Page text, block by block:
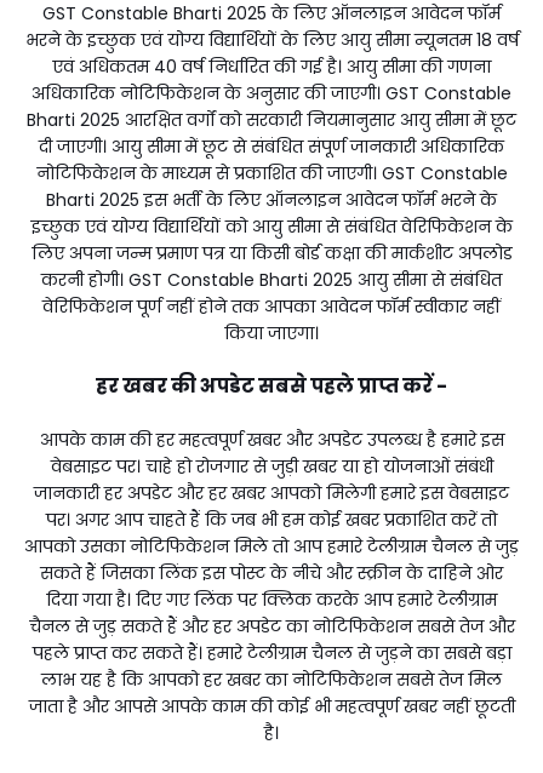
GST Constable Bharti 2025 के लिए ऑनलाइन आवेदन फॉर्म
भरने के इच्छुक एवं योग्य विद्यार्थियों के लिए आयु सीमा न्यूनतम 18 वर्ष
एवं अधिकतम 40 वर्ष निर्धारित की गई है। आयु सीमा की गणना
अधिकारिक नोटिफिकेशन के अनुसार की जाएगी। GST Constable
Bharti 2025 आरक्षित वर्गों को सरकारी नियमानुसार आयु सीमा में छूट
दी जाएगी। आयु सीमा में छूट से संबंधित संपूर्ण जानकारी अधिकारिक
नोटिफिकेशन के माध्यम से प्रकाशित की जाएगी। GST Constable
Bharti 2025 इस भर्ती के लिए ऑनलाइन आवेदन फॉर्म भरने के
इच्छुक एवं योग्य विद्यार्थियों को आयु सीमा से संबंधित वेरिफिकेशन के
लिए अपना जन्म प्रमाण पत्र या किसी बोर्ड कक्षा की मार्कशीट अपलोड
करनी होगी। GST Constable Bharti 2025 आयु सीमा से संबंधित
वेरिफिकेशन पूर्ण नहीं होने तक आपका आवेदन फॉर्म स्वीकार नहीं
किया जाएगा।
हर खबर की अपडेट सबसे पहले प्राप्त करें -
आपके काम की हर महत्वपूर्ण खबर और अपडेट उपलब्ध है हमारे इस
वेबसाइट पर। चाहे हो रोजगार से जुड़ी खबर या हो योजनाओं संबंधी
जानकारी हर अपडेट और हर खबर आपको मिलेगी हमारे इस वेबसाइट
पर। अगर आप चाहते हैं कि जब भी हम कोई खबर प्रकाशित करें तो
आपको उसका नोटिफिकेशन मिले तो आप हमारे टेलीग्राम चैनल से जुड़
सकते हैं जिसका लिंक इस पोस्ट के नीचे और स्क्रीन के दाहिने ओर
दिया गया है। दिए गए लिंक पर क्लिक करके आप हमारे टेलीग्राम
चैनल से जुड़ सकते हैं और हर अपडेट का नोटिफिकेशन सबसे तेज और
पहले प्राप्त कर सकते हैं। हमारे टेलीग्राम चैनल से जुड़ने का सबसे बड़ा
लाभ यह है कि आपको हर खबर का नोटिफिकेशन सबसे तेज मिल
जाता है और आपसे आपके काम की कोई भी महत्वपूर्ण खबर नहीं छूटती
है।